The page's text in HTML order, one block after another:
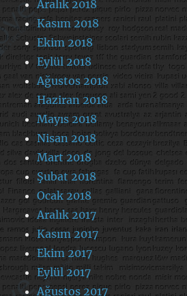
Aralık 2018
Kasım 2018
Ekim 2018
Eylül 2018
Ağustos 2018
Haziran 2018
Mayıs 2018
Nisan 2018
Mart 2018
Şubat 2018
Ocak 2018
Aralık 2017
Kasım 2017
Ekim 2017
Eylül 2017
Ağustos 2017